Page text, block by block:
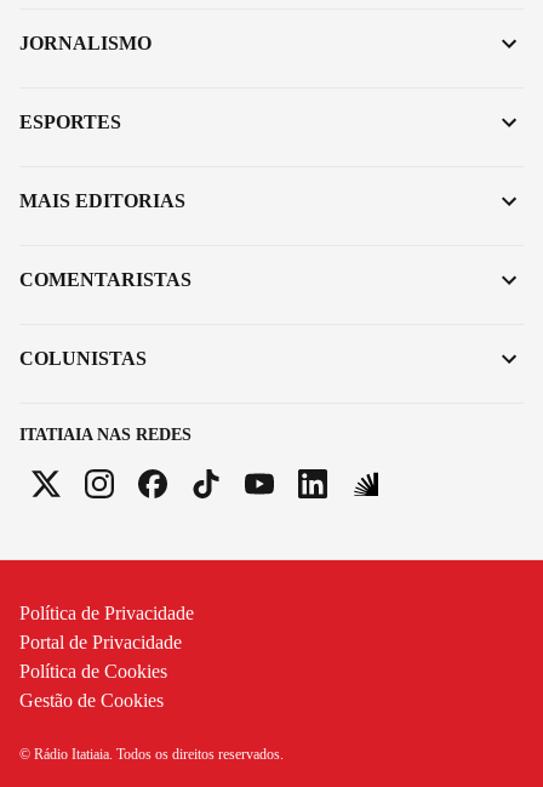
ITATIAIA NAS REDES
JORNALISMO
ESPORTES
MAIS EDITORIAS
COMENTARISTAS
COLUNISTAS
Política de Privacidade
Portal de Privacidade
Política de Cookies
Gestão de Cookies
© Rádio Itatiaia. Todos os direitos reservados.